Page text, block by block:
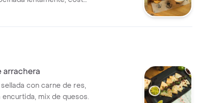
en plancha. se
arrachera
con carne de res,
mix de quesos.